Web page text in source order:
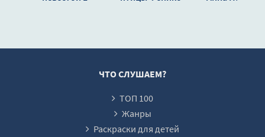
Глава 20. «Доживи до завтра!»
ЧТО СЛУШАЕМ?
ТОП 100
Жанры
Раскраски для детей